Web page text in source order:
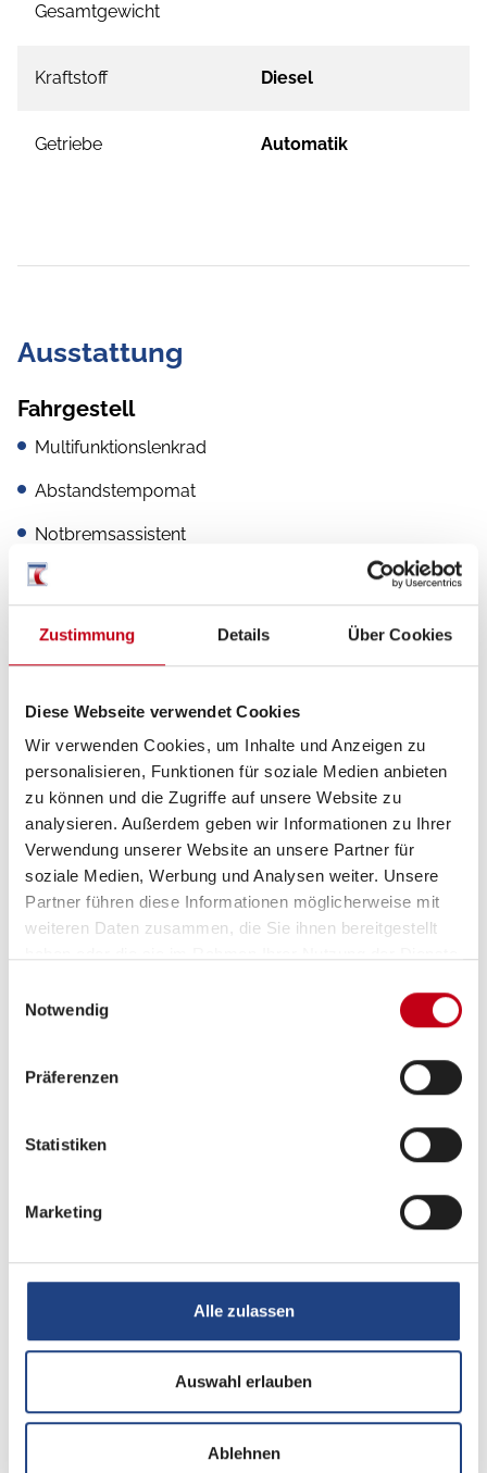
Zustimmung Details Über Cookies
Diese Webseite verwendet Cookies
Wir verwenden Cookies, um Inhalte und Anzeigen zu
personalisieren, Funktionen für soziale Medien anbieten
zu können und die Zugriffe auf unsere Website zu
analysieren. Außerdem geben wir Informationen zu Ihrer
Verwendung unserer Website an unsere Partner für
soziale Medien, Werbung und Analysen weiter. Unsere
Partner führen diese Informationen möglicherweise mit
weiteren Daten zusammen, die Sie ihnen bereitgestellt
Notwendig
Präferenzen
Statistiken
Marketing
Alle zulassen
Auswahl erlauben
Ablehnen
Gesamtgewicht
Kraftstoff Diesel
Getriebe Automatik
Ausstattung
Fahrgestell
Multifunktionslenkrad
Abstandstempomat
Notbremsassistent
Spurhalteassistent
Servolenkung
Tempomat
Aufbau
GFK-Dach
Radio/Tuner
Navigationssystem